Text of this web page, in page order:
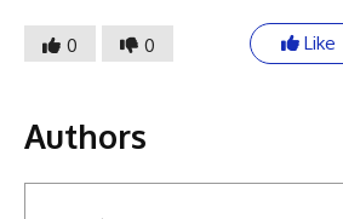
0 0 Like
Authors